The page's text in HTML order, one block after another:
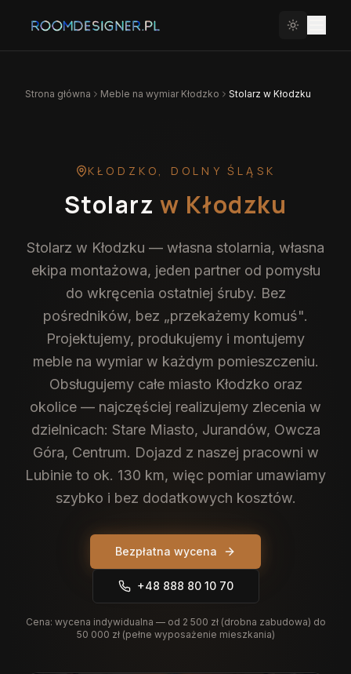
Strona główna Meble na wymiar Kłodzko Stolarz w Kłodzku
KŁODZKO , DOLNY ŚLĄSK
Stolarz w Kłodzku
Stolarz w Kłodzku — własna stolarnia, własna
ekipa montażowa, jeden partner od pomysłu
do wkręcenia ostatniej śruby. Bez
pośredników, bez „przekażemy komuś".
Projektujemy, produkujemy i montujemy
meble na wymiar w każdym pomieszczeniu.
Obsługujemy całe miasto Kłodzko oraz
okolice — najczęściej realizujemy zlecenia w
dzielnicach: Stare Miasto, Jurandów, Owcza
Góra, Centrum. Dojazd z naszej pracowni w
Lubinie to ok. 130 km, więc pomiar umawiamy
szybko i bez dodatkowych kosztów.
Bezpłatna wycena
+48 888 80 10 70
Cena: wycena indywidualna — od 2 500 zł (drobna zabudowa) do
50 000 zł (pełne wyposażenie mieszkania)